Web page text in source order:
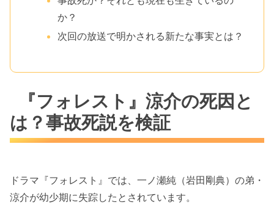
か？
次回の放送で明かされる新たな事実とは？
『フォレスト』涼介の死因と
は？事故死説を検証
ドラマ『フォレスト』では、一ノ瀬純（岩田剛典）の弟・
涼介が幼少期に失踪したとされています。